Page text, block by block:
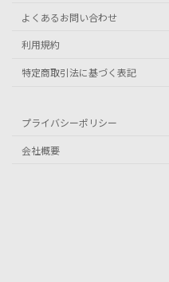
よくあるお問い合わせ
利用規約
特定商取引法に基づく表記
プライバシーポリシー
会社概要